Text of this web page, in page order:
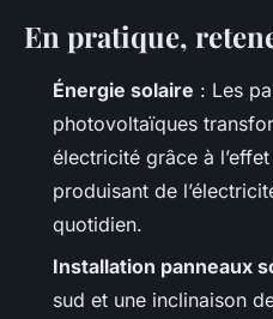
Développez
d'électricité
panneaux
Joséphine•
En pratique,
Énergie solaire : Les
photovoltaïques
électricité grâce à
produisant de
quotidien.
Installation panneaux
sud et une inclinaison